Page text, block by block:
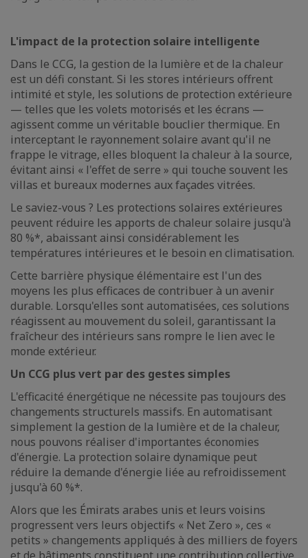
L'impact de la protection solaire intelligente
Dans le CCG, la gestion de la lumière et de la chaleur
est un défi constant. Si les stores intérieurs offrent
intimité et style, les solutions de protection extérieure
— telles que les volets motorisés et les écrans —
agissent comme un véritable bouclier thermique. En
interceptant le rayonnement solaire avant qu'il ne
frappe le vitrage, elles bloquent la chaleur à la source,
évitant ainsi « l'effet de serre » qui touche souvent les
villas et bureaux modernes aux façades vitrées.
Le saviez-vous ? Les protections solaires extérieures
peuvent réduire les apports de chaleur solaire jusqu'à
80 %*, abaissant ainsi considérablement les
températures intérieures et le besoin en climatisation.
Cette barrière physique élémentaire est l'un des
moyens les plus efficaces de contribuer à un avenir
durable. Lorsqu'elles sont automatisées, ces solutions
réagissent au mouvement du soleil, garantissant la
fraîcheur des intérieurs sans rompre le lien avec le
monde extérieur.
Un CCG plus vert par des gestes simples
L'efficacité énergétique ne nécessite pas toujours des
changements structurels massifs. En automatisant
simplement la gestion de la lumière et de la chaleur,
nous pouvons réaliser d'importantes économies
d'énergie. La protection solaire dynamique peut
réduire la demande d'énergie liée au refroidissement
jusqu'à 60 %*.
Alors que les Émirats arabes unis et leurs voisins
progressent vers leurs objectifs « Net Zero », ces «
petits » changements appliqués à des milliers de foyers